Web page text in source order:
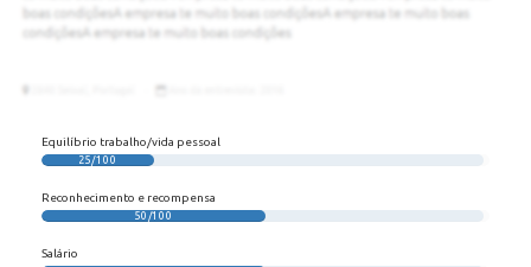
Equilíbrio trabalho/vida pessoal
25/100
Reconhecimento e recompensa
50/100
Salário